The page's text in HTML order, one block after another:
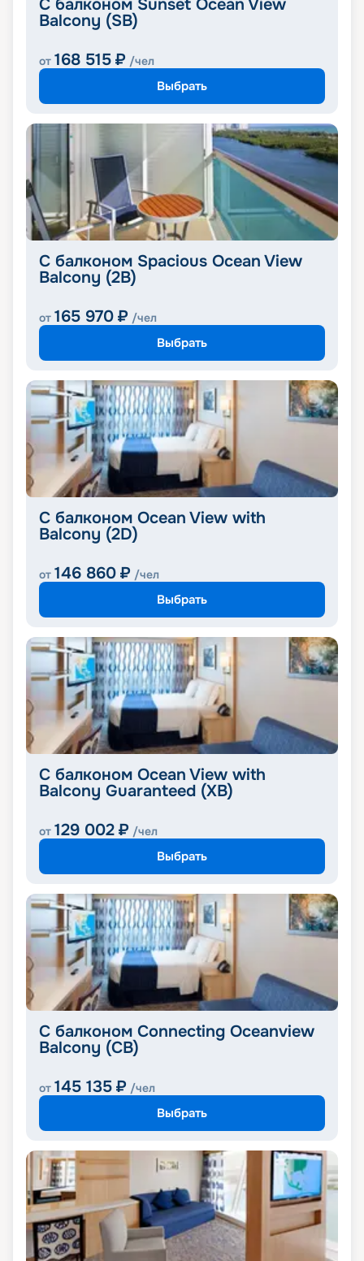
C балконом Sunset Ocean View
Balcony (SB)
от 168 515 ₽ /чел
Выбрать
С балконом Spacious Ocean View
Balcony (2B)
от 165 970 ₽ /чел
Выбрать
С балконом Ocean View with
Balcony (2D)
от 146 860 ₽ /чел
Выбрать
С балконом Ocean View with
Balcony Guaranteed (XB)
от 129 002 ₽ /чел
Выбрать
С балконом Connecting Oceanview
Balcony (CB)
от 145 135 ₽ /чел
Выбрать